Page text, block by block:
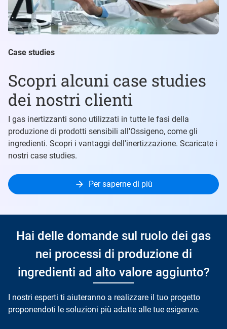
Case studies
Scopri alcuni case studies
dei nostri clienti
I gas inertizzanti sono utilizzati in tutte le fasi della
produzione di prodotti sensibili all'Ossigeno, come gli
ingredienti. Scopri i vantaggi dell'inertizzazione. Scaricate i
nostri case studies.
Per saperne di più
Hai delle domande sul ruolo dei gas
nei processi di produzione di
ingredienti ad alto valore aggiunto?
I nostri esperti ti aiuteranno a realizzare il tuo progetto
proponendoti le soluzioni più adatte alle tue esigenze.